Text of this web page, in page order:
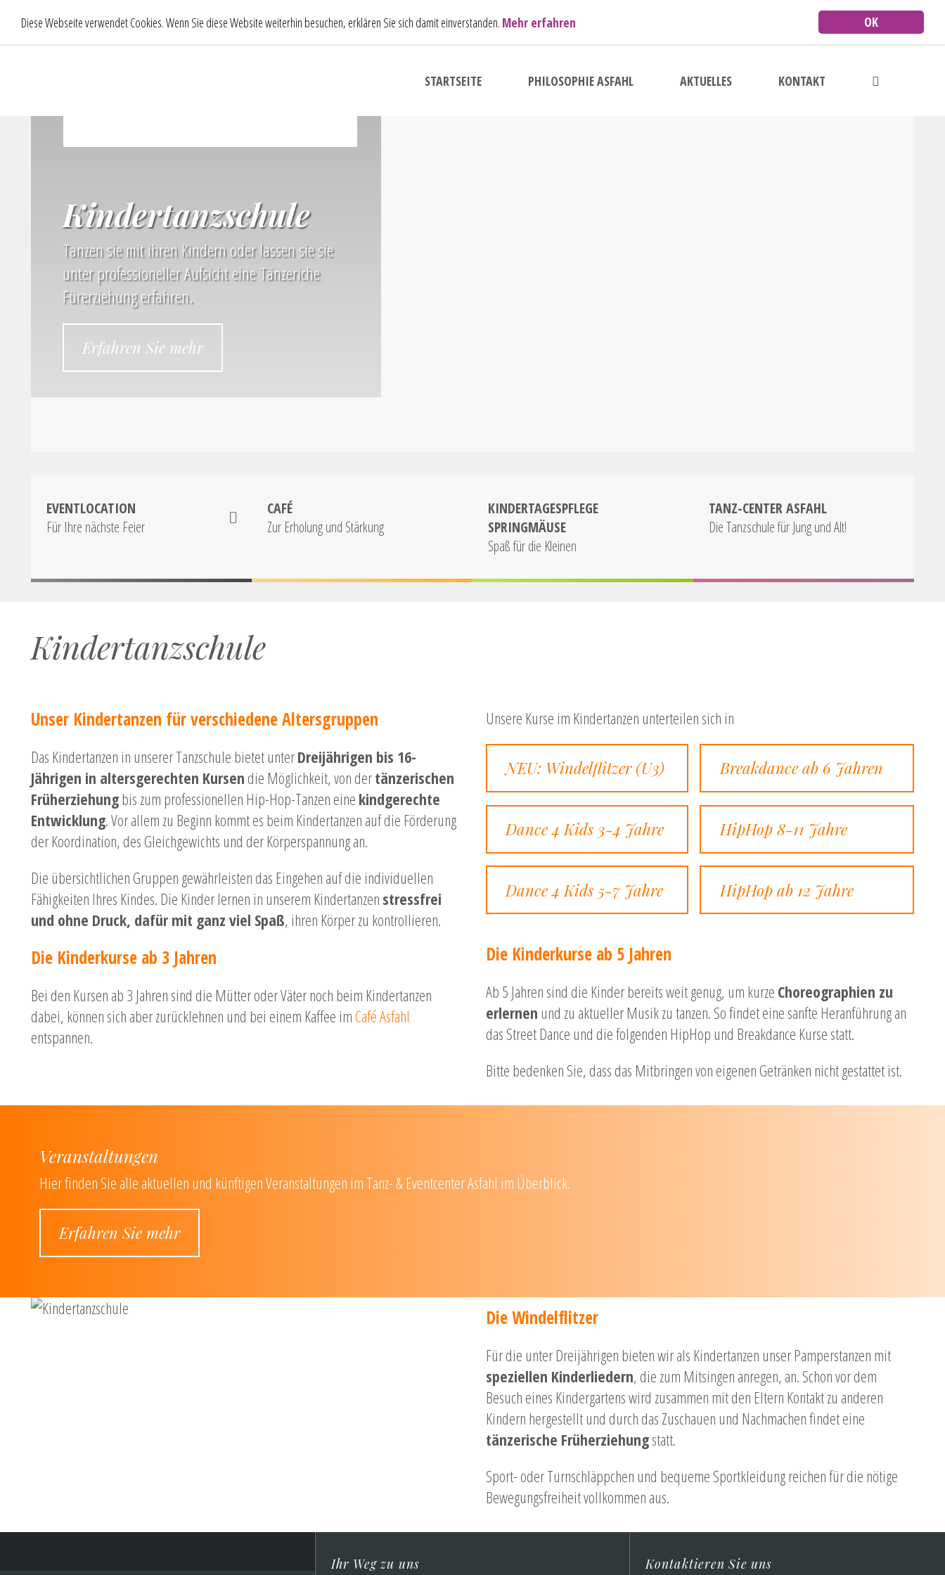
OK
Diese Webseite verwendet Cookies. Wenn Sie diese Website weiterhin besuchen, erklären Sie sich damit einverstanden. Mehr erfahren
STARTSEITE PHILOSOPHIE ASFAHL AKTUELLES KONTAKT
Kindertanzschule
Tanzen sie mit ihren Kindern oder lassen sie sie
unter professioneller Aufsicht eine Tänzeriche
Fürerziehung erfahren.
Erfahren Sie mehr
EVENTLOCATION
Für Ihre nächste Feier
CAFÉ
Zur Erholung und Stärkung
KINDERTAGESPFLEGE
SPRINGMÄUSE
Spaß für die Kleinen
TANZ-CENTER ASFAHL
Die Tanzschule für Jung und Alt!
Kindertanzschule
Unser Kindertanzen für verschiedene Altersgruppen
Das Kindertanzen in unserer Tanzschule bietet unterDreijährigen bis 16-
Jährigen in altersgerechten Kursen die Möglichkeit, von dertänzerischen
Früherziehung bis zum professionellen Hip-Hop-Tanzen eine kindgerechte
Entwicklung. Vor allem zu Beginn kommt es beim Kindertanzen auf die Förderung
der Koordination, des Gleichgewichts und der Körperspannung an.
Die übersichtlichen Gruppen gewährleisten das Eingehen auf die individuellen
Fähigkeiten Ihres Kindes. Die Kinder lernen in unserem Kindertanzen stressfrei
und ohne Druck, dafür mit ganz viel Spaß, ihren Körper zu kontrollieren.
Die Kinderkurse ab 3 Jahren
Bei den Kursen ab 3 Jahren sind die Mütter oder Väter noch beim Kindertanzen
dabei, können sich aber zurücklehnen und bei einem Kaffee imCafé Asfahl
entspannen.
Unsere Kurse im Kindertanzen unterteilen sich in
NEU: Windelflitzer (U3) Breakdance ab 6 Jahren
Dance 4 Kids 3-4 Jahre HipHop 8-11 Jahre
Dance 4 Kids 5-7 Jahre HipHop ab 12 Jahre
Die Kinderkurse ab 5 Jahren
Ab 5 Jahren sind die Kinder bereits weit genug, um kurze Choreographien zu
erlernen und zu aktueller Musik zu tanzen. So findet eine sanfte Heranführung an
das Street Dance und die folgenden HipHop und Breakdance Kurse statt.
Bitte bedenken Sie, dass das Mitbringen von eigenen Getränken nicht gestattet ist.
Veranstaltungen
Hier finden Sie alle aktuellen und künftigen Veranstaltungen im Tanz- & Eventcenter Asfahl im Überblick.
Erfahren Sie mehr
Die Windelflitzer
Für die unter Dreijährigen bieten wir als Kindertanzen unser Pamperstanzen mit
speziellen Kinderliedern, die zum Mitsingen anregen, an. Schon vor dem
Besuch eines Kindergartens wird zusammen mit den Eltern Kontakt zu anderen
Kindern hergestellt und durch das Zuschauen und Nachmachen findet eine
tänzerische Früherziehungstatt.
Sport- oder Turnschläppchen und bequeme Sportkleidung reichen für die nötige
Bewegungsfreiheit vollkommen aus.
Ihr Weg zu uns Kontaktieren Sie uns